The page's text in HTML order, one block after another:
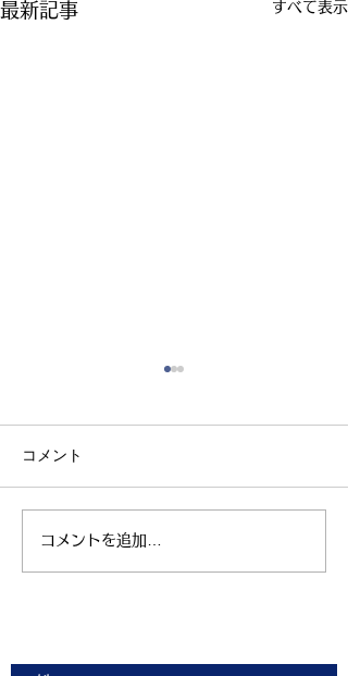
最新記事 すべて表示
親子ヨガ と おはなし
会
コメント
コメントを追加…